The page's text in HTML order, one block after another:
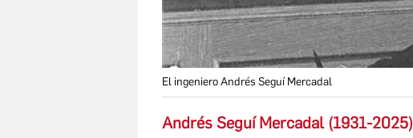
El ingeniero Andrés Seguí Mercadal
Andrés Seguí Mercadal (1931-2025)